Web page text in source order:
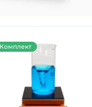
Комплект